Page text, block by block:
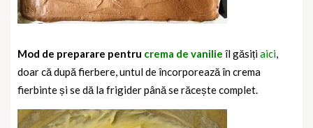
Mod de preparare pentru crema de vanilie îl găsițiaici
doar că după fierbere, untul de încorporează în crema
fierbinte și se dă la frigider până se răcește complet.